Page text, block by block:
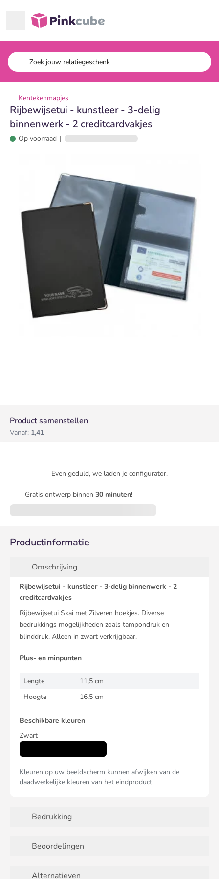
Pinkcube
Kentekenmapjes
Rijbewijsetui - kunstleer - 3-delig
binnenwerk - 2 creditcardvakjes
Op voorraad |
Product samenstellen
Vanaf: 1,41
Even geduld, we laden je configurator.
Gratis ontwerp binnen 30 minuten!
Productinformatie
Omschrijving
Rijbewijsetui - kunstleer - 3-delig binnenwerk - 2
creditcardvakjes
Rijbewijsetui Skai met Zilveren hoekjes. Diverse
bedrukkings mogelijkheden zoals tampondruk en
blinddruk. Alleen in zwart verkrijgbaar.
Plus- en minpunten
Lengte
11,5 cm
Hoogte
16,5 cm
Beschikbare kleuren
Zwart
Kleuren op uw beeldscherm kunnen afwijken van de
daadwerkelijke kleuren van het eindproduct.
Bedrukking
Beoordelingen
Alternatieven